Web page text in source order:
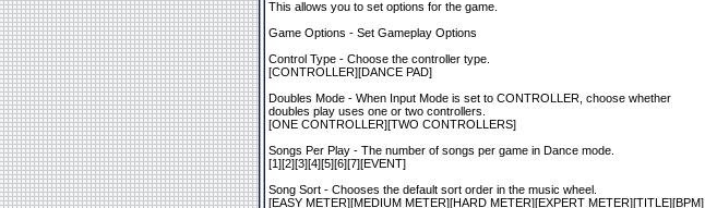
This allows you to set options for the game.
Game Options - Set Gameplay Options
Control Type - Choose the controller type.
[CONTROLLER][DANCE PAD]
Doubles Mode - When Input Mode is set to CONTROLLER, choose whether
doubles play uses one or two controllers.
[ONE CONTROLLER][TWO CONTROLLERS]
Songs Per Play - The number of songs per game in Dance mode.
[1][2][3][4][5][6][7][EVENT]
Song Sort - Chooses the default sort order in the music wheel.
[EASY METER][MEDIUM METER][HARD METER][EXPERT METER][TITLE][BPM]